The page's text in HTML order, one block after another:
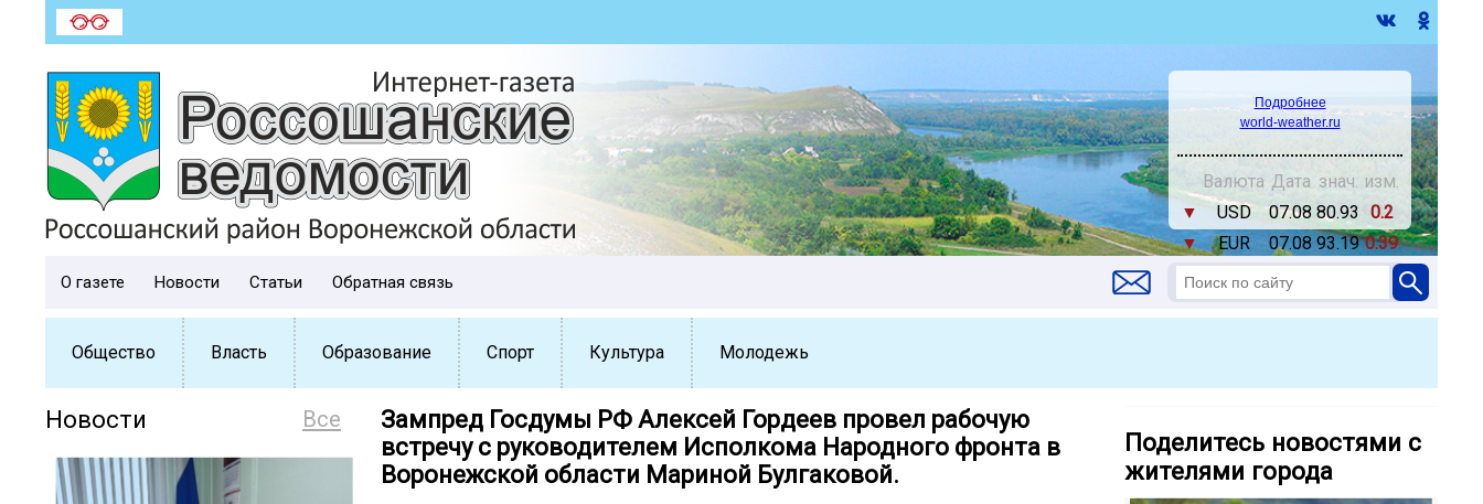
Подробнее
world-weather.ru
Валюта Дата знач. изм.
▼
USD 07.08 80.93 0.2
▼
EUR 07.08 93.19 0.39
О газете Новости Статьи Обратная связь
Общество Власть Образование Спорт Культура Молодежь
Все
Новости
Зампред Госдумы РФ Алексей Гордеев провел рабочую
встречу с руководителем Исполкома Народного фронта в
Воронежской области Мариной Булгаковой.
Поделитесь новостями с
жителями города